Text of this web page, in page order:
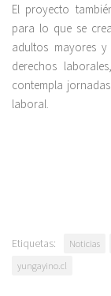
El proyecto
para lo que se
adultos mayores
derechos
contempla
laboral.
Etiquetas: Noticias
yungayino.cl